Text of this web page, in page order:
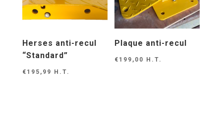
Herses anti-recul
“Standard”
€ 195,99 H.T.
Plaque anti-recul
€ 199,00 H.T.